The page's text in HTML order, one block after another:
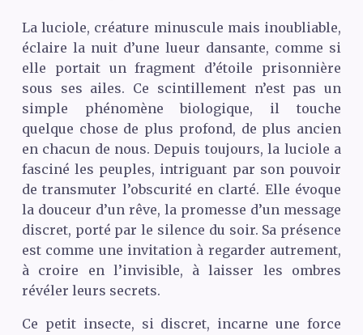
La luciole, créature minuscule mais inoubliable,
éclaire la nuit d’une lueur dansante, comme si
elle portait un fragment d’étoile prisonnière
sous ses ailes. Ce scintillement n’est pas un
simple phénomène biologique, il touche
quelque chose de plus profond, de plus ancien
en chacun de nous. Depuis toujours, la luciole a
fasciné les peuples, intriguant par son pouvoir
de transmuter l’obscurité en clarté. Elle évoque
la douceur d’un rêve, la promesse d’un message
discret, porté par le silence du soir. Sa présence
est comme une invitation à regarder autrement,
à croire en l’invisible, à laisser les ombres
révéler leurs secrets.
Ce petit insecte, si discret, incarne une force